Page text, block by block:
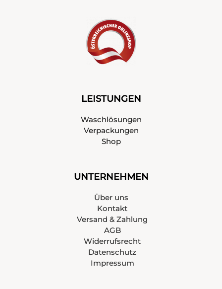
LEISTUNGEN
Waschlösungen
Verpackungen
Shop
UNTERNEHMEN
Über uns
Kontakt
Versand & Zahlung
AGB
Widerrufsrecht
Datenschutz
Impressum